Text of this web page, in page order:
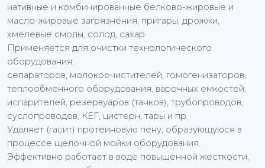
нативные и комбинированные белково-жировые и
масло-жировые загрязнения, пригары, дрожжи,
хмелевые смолы, солод, сахар.
Применяется для очистки технологического
оборудования:
сепараторов, молокоочистителей, гомогенизаторов,
теплообменного оборудования, варочных емкостей,
испарителей, резервуаров (танков), трубопроводов,
суслопроводов, КЕГ, цистерн, тары и пр.
Удаляет (гасит) протеиновую пену, образующуюся в
процессе щелочной мойки оборудования.
Эффективно работает в воде повышенной жесткости,